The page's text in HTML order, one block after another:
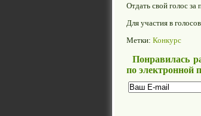
Отдать свой голос
Для участия в
Метки: Конкурс
Понравилась
по электронной